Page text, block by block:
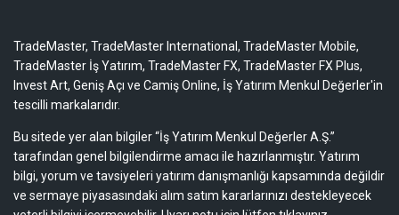
TradeMaster, TradeMaster International, TradeMaster Mobile,
TradeMaster İş Yatırım, TradeMaster FX, TradeMaster FX Plus,
Invest Art, Geniş Açı ve Camiş Online, İş Yatırım Menkul Değerler'in
tescilli markalarıdır.
Bu sitede yer alan bilgiler “İş Yatırım Menkul Değerler A.Ş.”
tarafından genel bilgilendirme amacı ile hazırlanmıştır. Yatırım
bilgi, yorum ve tavsiyeleri yatırım danışmanlığı kapsamında değildir
ve sermaye piyasasındaki alım satım kararlarınızı destekleyecek